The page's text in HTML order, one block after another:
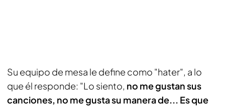
Su equipo de mesa le define como "hater", a lo
que él responde: "Lo siento, no me gustan sus
canciones, no me gusta su manera de... Es que